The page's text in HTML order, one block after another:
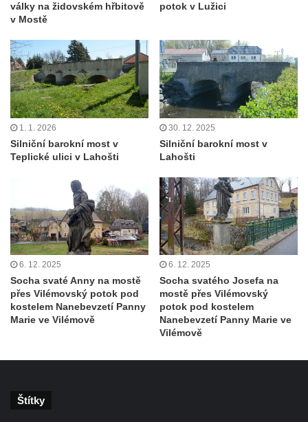
války na židovském hřbitově
v Mostě
potok v Lužici
1. 1. 2026
Silniční barokní most v
Teplické ulici v Lahošti
30. 12. 2025
Silniční barokní most v
Lahošti
6. 12. 2025
Socha svaté Anny na mostě
přes Vilémovský potok pod
kostelem Nanebevzetí Panny
Marie ve Vilémově
6. 12. 2025
Socha svatého Josefa na
mostě přes Vilémovský
potok pod kostelem
Nanebevzetí Panny Marie ve
Vilémově
Štítky